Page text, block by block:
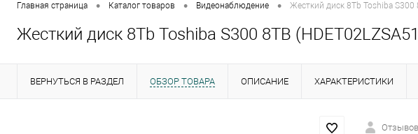
Главная страница • Каталог товаров • Видеонаблюдение • Жесткий диск 8Tb Toshiba S300
Жесткий диск 8Tb Toshiba S300 8TB
ВЕРНУТЬСЯ В РАЗДЕЛ ОБЗОР ТОВАРА ОПИСАНИЕ ХАРАКТЕРИСТИКИ